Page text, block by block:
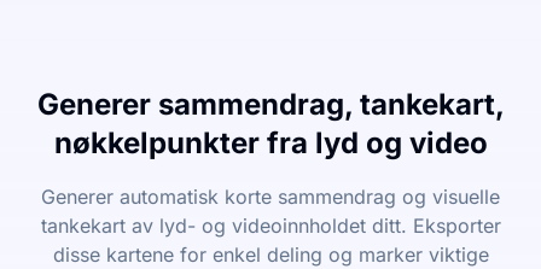
Generer sammendrag, tankekart,
nøkkelpunkter fra lyd og video
Generer automatisk korte sammendrag og visuelle
tankekart av lyd- og videoinnholdet ditt. Eksporter
disse kartene for enkel deling og marker viktige